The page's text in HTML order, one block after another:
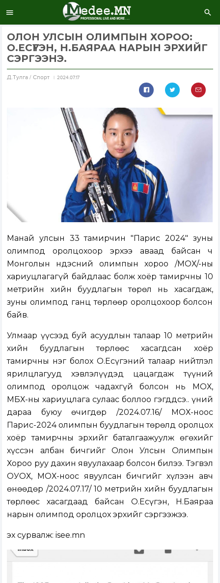
ОЛОН УЛСЫН ОЛИМПЫН ХОРОО:
О.ЕСҮГЭН, Н.БАЯРАА НАРЫН ЭРХИЙГ
СЭРГЭЭНЭ.
Д.Тулга / Спорт 2024.07.17
Манай улсын 33 тамирчин "Парис 2024" зуны
олимпод оролцохоор эрхээ аваад байсан ч
Монголын Үндэсний олимпын хороо /МҮОХ/-ны
хариуцлагагүй байдлаас болж хоёр тамирчны 10
метрийн хийн буудлагын төрөл нь хасагдаж,
зуны олимпод ганц төрлөөр оролцохоор болсон
байв.
Улмаар үүсээд буй асуудлын талаар 10 метрийн
хийн буудлагын төрлөөс хасагдсан хоёр
тамирчны нэг болох О.Есүгэний талаар нийтлэл
ярилцлагууд хэвлэлүүдэд цацагдаж түүний
олимпод оролцож чадахгүй болсон нь МҮОХ,
МБХ-ны хариуцлага сулаас боллоо гэгддсэ.. Үүний
дараа буюу өчигдөр /2024.07.16/ МҮОХ-ноос
Парис-2024 олимпын буудлагын төрөлд оролцох
хоёр тамирчны эрхийг баталгаажуулж өгөхийг
хүссэн албан бичгийг Олон Улсын Олимпын
Хороо руу дахин явуулахаар болсон билээ. Тэгвэл
ОУОХ, МҮОХ-ноос явуулсан бичгийг хүлээн авч
өнөөдөр /2024.07.17/ 10 метрийн хийн буудлагын
төрлөөс хасагдаад байсан О.Есүгэн, Н.Баяраа
нарын олимпод оролцох эрхийг сэргээжээ.
эх сурвалж: isee.mn